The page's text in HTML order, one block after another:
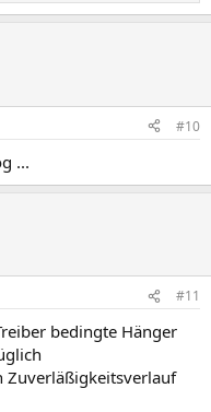
#10
...
#11
bedingte Hänger
Zuverläßigkeitsverlauf